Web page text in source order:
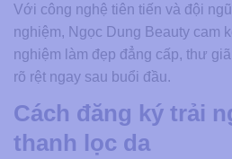
Với công nghệ tiên tiến và đội
nghiệm, Ngọc Dung Beauty cam
nghiệm làm đẹp đẳng cấp, thư
rõ rệt ngay sau buổi đầu.
Cách đăng ký trải
thanh lọc da